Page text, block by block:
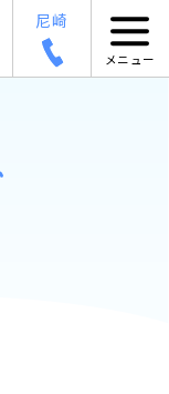
尼崎